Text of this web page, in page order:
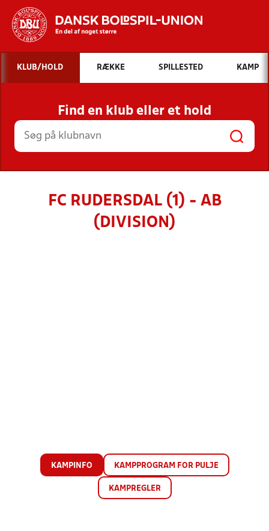
Hvad vil du søge efter?
INDHOLD OG NYHEDER
STILLINGER, RESULTATER, KLUBBER OG
HOLD
KLUB/HOLD RÆKKE SPILLESTED KAMP
Find en klub eller et hold
FC RUDERSDAL (1) - AB
(DIVISION)
KAMPINFO KAMPPROGRAM FOR PULJE
KAMPREGLER